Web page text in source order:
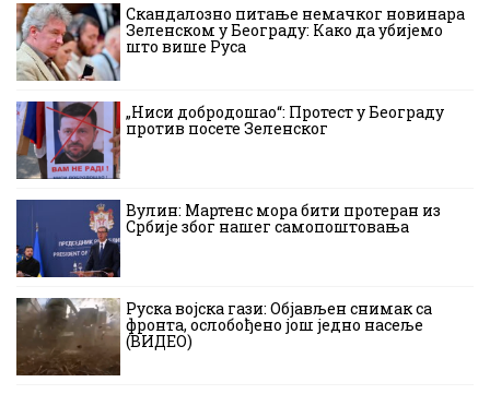
Скандалозно питање немачког новинара
Зеленском у Београду: Како да убијемо
што више Руса
„Ниси добродошао“: Протест у Београду
против посете Зеленског
Вулин: Мартенс мора бити протеран из
Србије због нашег самопоштовања
Руска војска гази: Објављен снимак са
фронта, ослобођено још једно насеље
(ВИДЕО)